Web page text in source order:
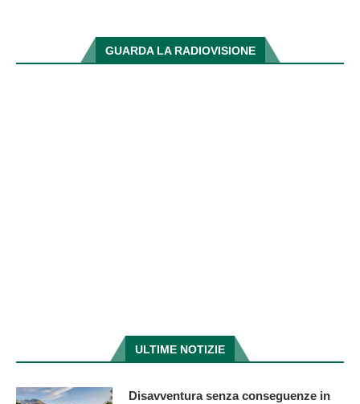
GUARDA LA RADIOVISIONE
ULTIME NOTIZIE
Disavventura senza conseguenze in